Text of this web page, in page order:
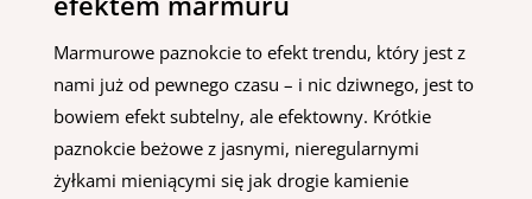
Marmurowe paznokcie to efekt trendu, który jest z
nami już od pewnego czasu – i nic dziwnego, jest to
bowiem efekt subtelny, ale efektowny. Krótkie
paznokcie beżowe z jasnymi, nieregularnymi
żyłkami mieniącymi się jak drogie kamienie